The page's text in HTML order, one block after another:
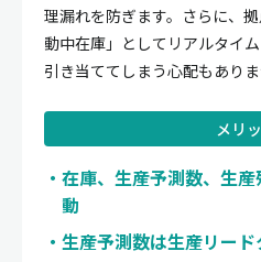
理漏れを防ぎます。さらに、
動中在庫」としてリアルタイ
引き当ててしまう心配もありま
メリ
在庫、生産予測数、生
動
生産予測数は生産リー